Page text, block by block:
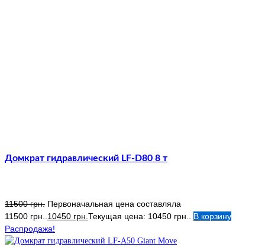
Домкрат гидравлический LF-D80 8 т
11500грн. Первоначальная цена составляла
11500 грн.. 10450 грн. Текущая цена: 10450 грн..
В корзину
Распродажа!